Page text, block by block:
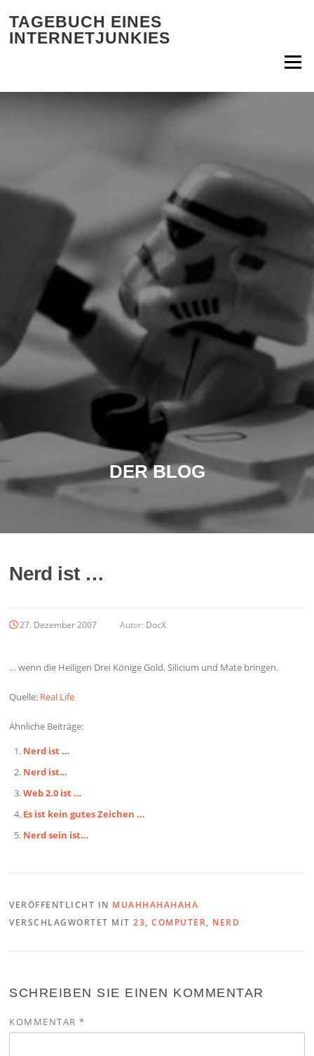
TAGEBUCH EINES
INTERNETJUNKIES
Menü
DER BLOG
Nerd ist …
27. Dezember 2007 Autor: DocX
… wenn die Heiligen Drei Könige Gold, Silicium und Mate bringen.
Quelle: Real Life
Ähnliche Beiträge:
Nerd ist …
Nerd ist…
Web 2.0 ist …
Es ist kein gutes Zeichen …
Nerd sein ist…
VERÖFFENTLICHT IN MUAHHAHAHAHA
VERSCHLAGWORTET MIT23,COMPUTER, NERD
SCHREIBEN SIE EINEN KOMMENTAR
KOMMENTAR*